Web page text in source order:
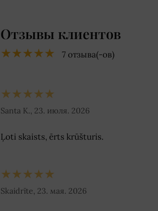
Отзывы клиентов
★★★★★ 7 отзыва(-ов)
★★★★★
Santa K., 23. июля. 2026
Ļoti skaists, ērts krūšturis.
★★★★★
Skaidrīte, 23. мая. 2026